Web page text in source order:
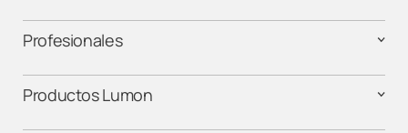
Profesionales
Productos Lumon